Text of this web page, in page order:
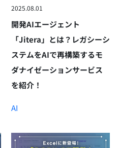
2025.08.01
開発AIエージェント
「Jitera」とは？レガシーシ
ステムをAIで再構築するモ
ダナイゼーションサービス
を紹介！
AI